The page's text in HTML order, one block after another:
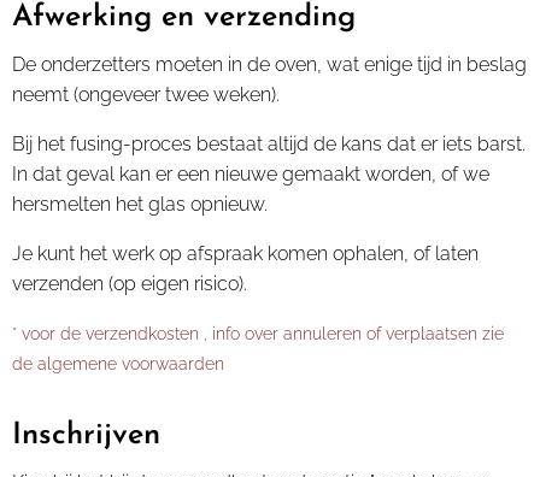
Afwerking en verzending
De onderzetters moeten in de oven, wat enige tijd in beslag
neemt (ongeveer twee weken).
Bij het fusing-proces bestaat altijd de kans dat er iets barst.
In dat geval kan er een nieuwe gemaakt worden, of we
hersmelten het glas opnieuw.
Je kunt het werk op afspraak komen ophalen, of laten
verzenden (op eigen risico).
* voor de verzendkosten , info over annuleren of verplaatsen zie
de algemene voorwaarden
Inschrijven